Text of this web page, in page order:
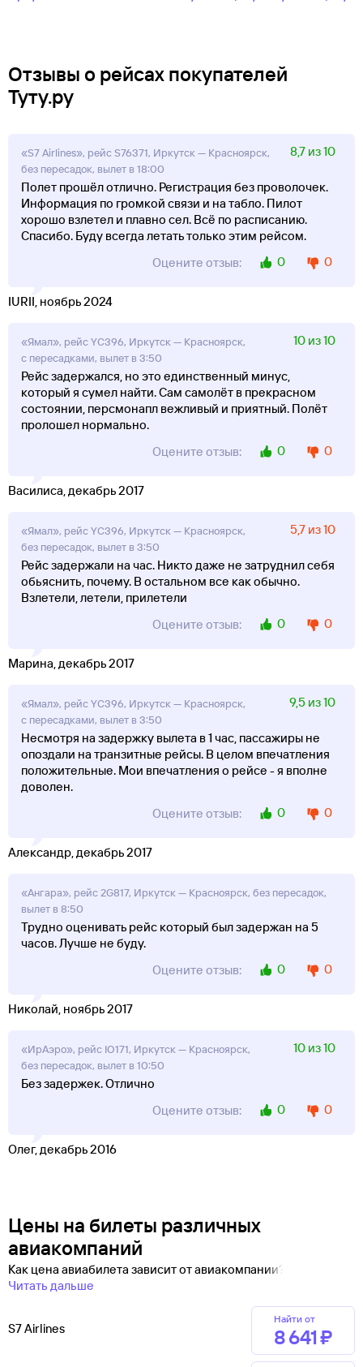
Отзывы о рейсах покупателей
Туту.ру
«S7 Airlines», рейс S76371, Иркутск — Красноярск,
без пересадок, вылет в 18:00
8,7 из 10
Полет прошёл отлично. Регистрация без проволочек.
Информация по громкой связи и на табло. Пилот
хорошо взлетел и плавно сел. Всё по расписанию.
Спасибо. Буду всегда летать только этим рейсом.
Оцените отзыв:
0 0
IURII, ноябрь 2024
«Ямал», рейс YC396, Иркутск — Красноярск,
с пересадками, вылет в 3:50
10 из 10
Рейс задержался, но это единственный минус,
который я сумел найти. Сам самолёт в прекрасном
состоянии, персмонапл вежливый и приятный. Полёт
пролошел нормально.
Оцените отзыв:
0 0
Василиса, декабрь 2017
«Ямал», рейс YC396, Иркутск — Красноярск,
без пересадок, вылет в 3:50
5,7 из 10
Рейс задержали на час. Никто даже не затруднил себя
обьяснить, почему. В остальном все как обычно.
Взлетели, летели, прилетели
Оцените отзыв:
0 0
Марина, декабрь 2017
«Ямал», рейс YC396, Иркутск — Красноярск,
с пересадками, вылет в 3:50
9,5 из 10
Несмотря на задержку вылета в 1 час, пассажиры не
опоздали на транзитные рейсы. В целом впечатления
положительные. Мои впечатления о рейсе - я вполне
доволен.
Оцените отзыв:
0 0
Александр, декабрь 2017
«Ангара», рейс 2G817, Иркутск — Красноярск, без пересадок,
вылет в 8:50
Трудно оценивать рейс который был задержан на 5
часов. Лучше не буду.
Оцените отзыв:
0 0
Николай, ноябрь 2017
«ИрАэро», рейс IO171, Иркутск — Красноярск,
без пересадок, вылет в 10:50
10 из 10
Без задержек. Отлично
Оцените отзыв:
0 0
Олег, декабрь 2016
Цены на билеты различных
авиакомпаний
Как цена авиабилета зависит от авиакомпании?
Читать дальше
S7 Airlines
Найти от
8 ⁠641 ⁠₽